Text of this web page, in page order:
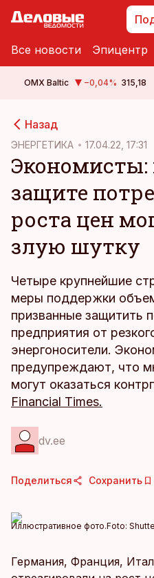
Все новости Эпицентр
OMX Baltic −0,04% 315,18
Назад
ЭНЕРГЕТИКА 17.04.22, 17:31
защите
роста цен
злую шутку
Четыре крупнейшие
меры поддержки
призванные защитить
предприятия от
энергоносители.
предупреждают, что
могут оказаться
Financial Times.
dv.ee
Поделиться Сохранить
Иллюстративное фото.Foto:
Германия, Франция,